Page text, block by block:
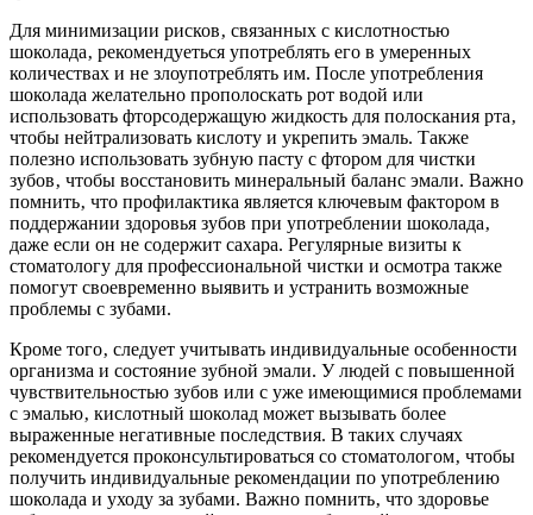
Для минимизации рисков‚ связанных с кислотностью
шоколада‚ рекомендуеться употреблять его в умеренных
количествах и не злоупотреблять им. После употребления
шоколада желательно прополоскать рот водой или
использовать фторсодержащую жидкость для полоскания рта‚
чтобы нейтрализовать кислоту и укрепить эмаль. Также
полезно использовать зубную пасту с фтором для чистки
зубов‚ чтобы восстановить минеральный баланс эмали. Важно
помнить‚ что профилактика является ключевым фактором в
поддержании здоровья зубов при употреблении шоколада‚
даже если он не содержит сахара. Регулярные визиты к
стоматологу для профессиональной чистки и осмотра также
помогут своевременно выявить и устранить возможные
проблемы с зубами.
Кроме того‚ следует учитывать индивидуальные особенности
организма и состояние зубной эмали. У людей с повышенной
чувствительностью зубов или с уже имеющимися проблемами
с эмалью‚ кислотный шоколад может вызывать более
выраженные негативные последствия. В таких случаях
рекомендуется проконсультироваться со стоматологом‚ чтобы
получить индивидуальные рекомендации по употреблению
шоколада и уходу за зубами. Важно помнить‚ что здоровье